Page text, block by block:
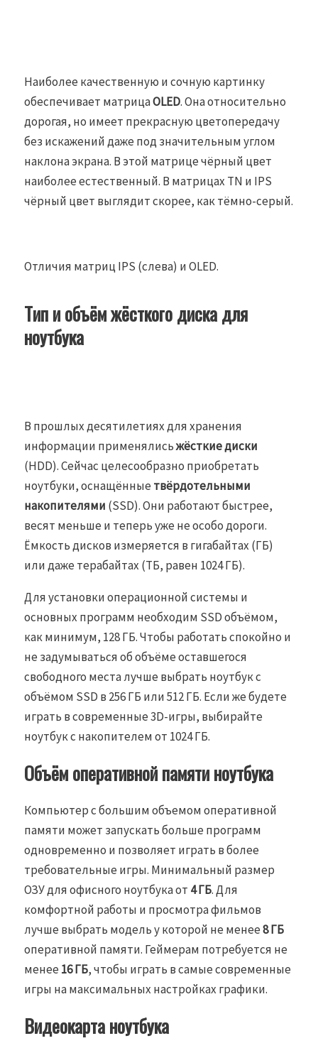
Наиболее качественную и сочную картинку
обеспечивает матрицаOLED. Она относительно
дорогая, но имеет прекрасную цветопередачу
без искажений даже под значительным углом
наклона экрана. В этой матрице чёрный цвет
наиболее естественный. В матрицах TN и IPS
чёрный цвет выглядит скорее, как тёмно-серый.
Отличия матриц IPS (слева) и OLED.
Тип и объём жёсткого диска для
ноутбука
В прошлых десятилетиях для хранения
информации применялисьжёсткие диски
(HDD). Сейчас целесообразно приобретать
ноутбуки, оснащённые твёрдотельными
накопителями (SSD). Они работают быстрее,
весят меньше и теперь уже не особо дороги.
Ёмкость дисков измеряется в гигабайтах (ГБ)
или даже терабайтах (ТБ, равен 1024 ГБ).
Для установки операционной системы и
основных программ необходим SSD объёмом,
как минимум, 128 ГБ. Чтобы работать спокойно и
не задумываться об объёме оставшегося
свободного места лучше выбрать ноутбук с
объёмом SSD в 256 ГБ или 512 ГБ. Если же будете
играть в современные 3D-игры, выбирайте
ноутбук с накопителем от 1024 ГБ.
Объём оперативной памяти ноутбука
Компьютер с большим объемом оперативной
памяти может запускать больше программ
одновременно и позволяет играть в более
требовательные игры. Минимальный размер
ОЗУ для офисного ноутбука от 4 ГБ. Для
комфортной работы и просмотра фильмов
лучше выбрать модель у которой не менее8 ГБ
оперативной памяти. Геймерам потребуется не
менее 16 ГБ, чтобы играть в самые современные
игры на максимальных настройках графики.
Видеокарта ноутбука